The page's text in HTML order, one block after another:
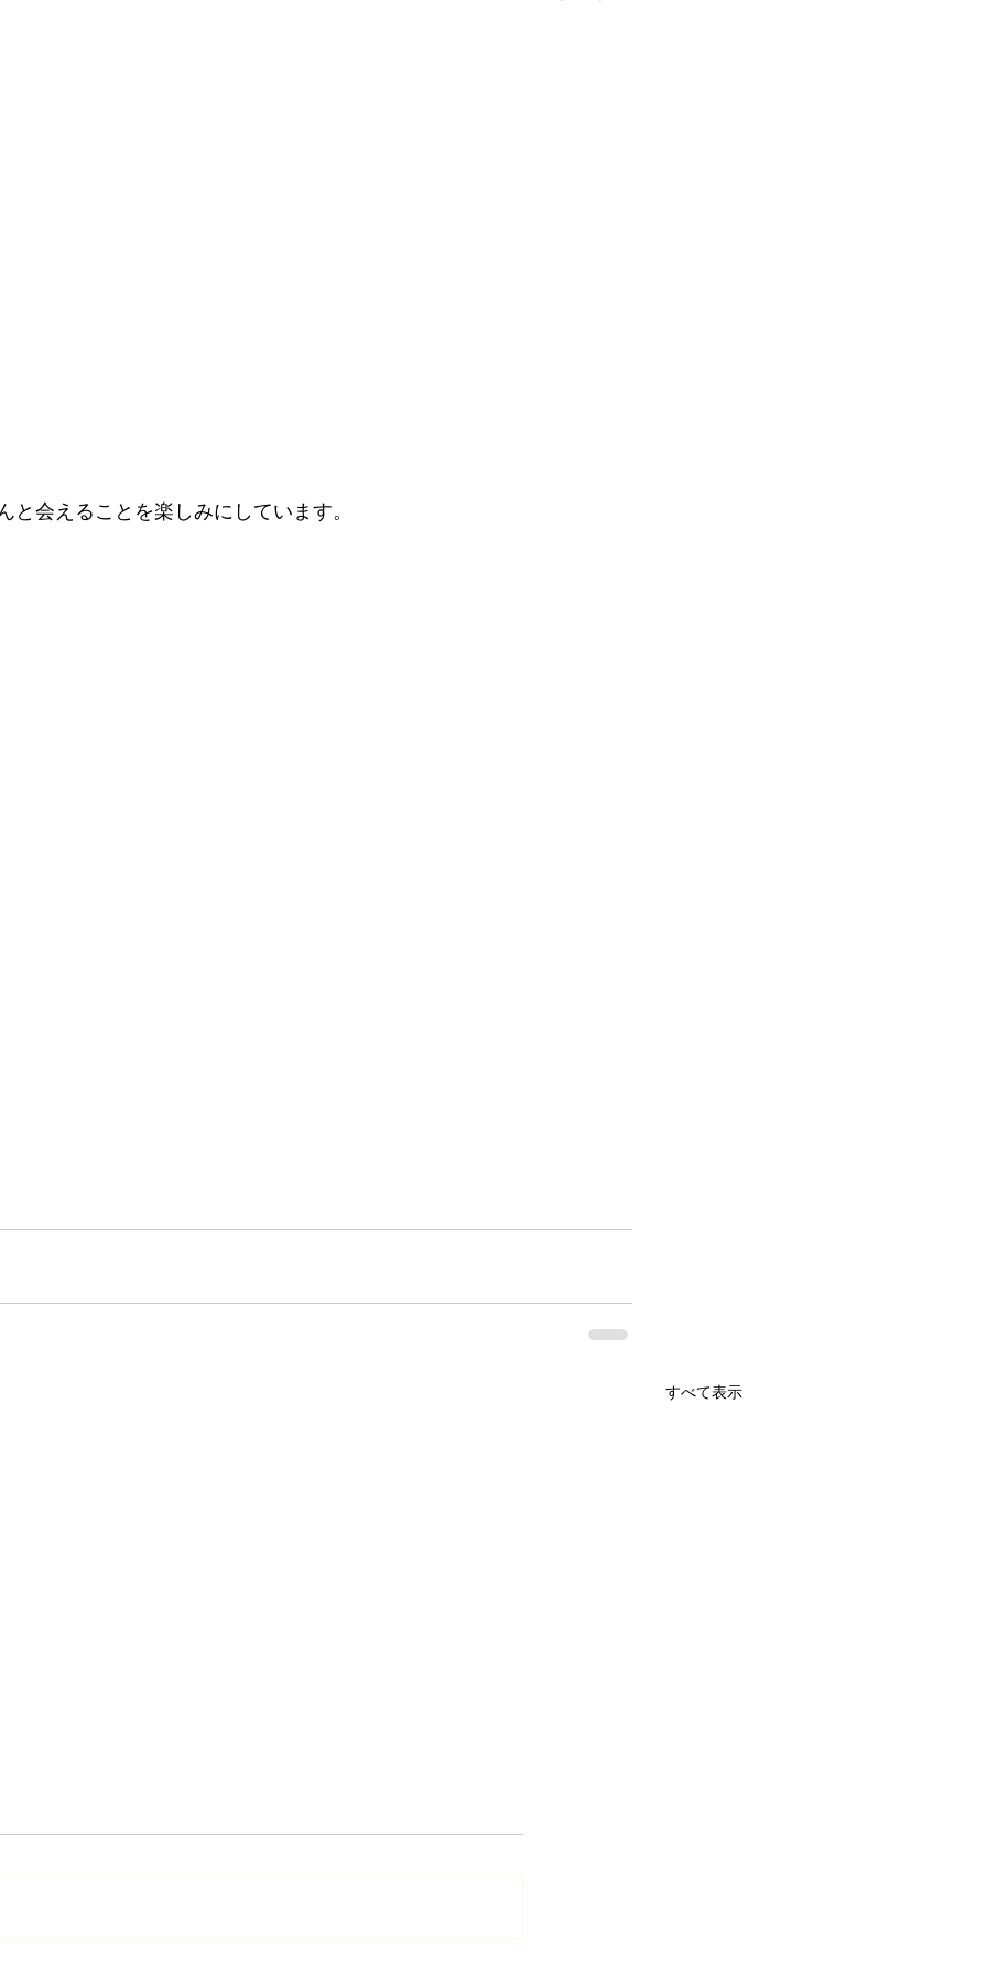
と会えることを楽しみにしています。
すべて表示
本日雪の影響によるスクール中止
ケートセンター(屋外)の今季最後